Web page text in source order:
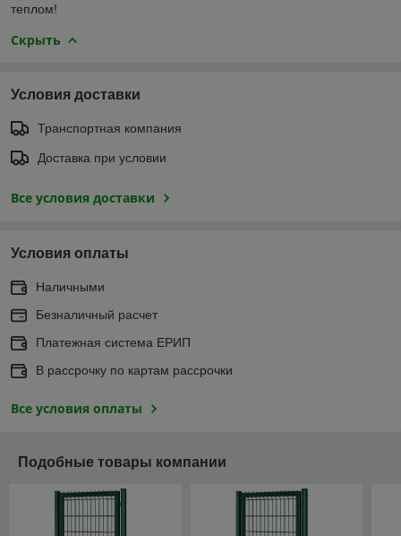
теплом!
Скрыть
Условия доставки
Транспортная компания
Доставка при условии
Все условия доставки
Условия оплаты
Наличными
Безналичный расчет
Платежная система ЕРИП
В рассрочку по картам рассрочки
Все условия оплаты
Подобные товары компании